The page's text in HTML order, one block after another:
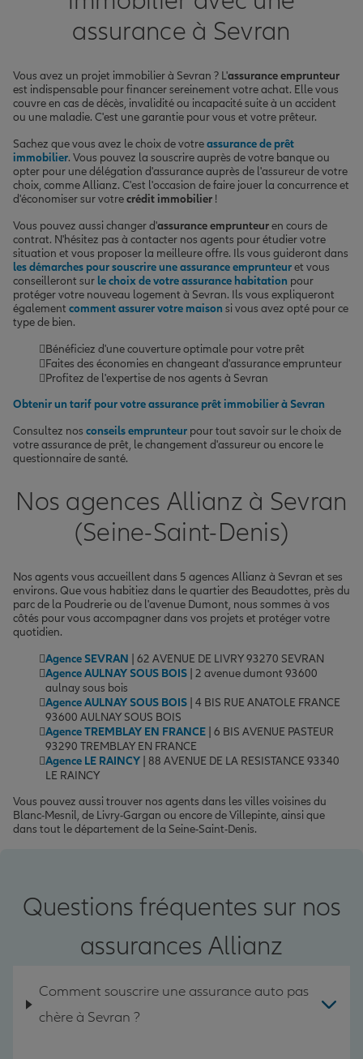
assurance à Sevran
Vous avez un projet immobilier à Sevran ? L'assurance emprunteur
est indispensable pour financer sereinement votre achat. Elle vous
couvre en cas de décès, invalidité ou incapacité suite à un accident
ou une maladie. C'est une garantie pour vous et votre prêteur.
Sachez que vous avez le choix de votreassurance de prêt
immobilier. Vous pouvez la souscrire auprès de votre banque ou
opter pour une délégation d'assurance auprès de l'assureur de votre
choix, comme Allianz. C'est l'occasion de faire jouer la concurrence et
d'économiser sur votrecrédit immobilier !
Vous pouvez aussi changer d'assurance emprunteuren cours de
contrat. N'hésitez pas à contacter nos agents pour étudier votre
situation et vous proposer la meilleure offre. Ils vous guideront dans
les démarches pour souscrire une assurance emprunteuret vous
conseilleront sur le choix de votre assurance habitation pour
protéger votre nouveau logement à Sevran. Ils vous expliqueront
également comment assurer votre maison si vous avez opté pour ce
type de bien.
Bénéficiez d'une couverture optimale pour votre prêt
Faites des économies en changeant d'assurance emprunteur
Profitez de l'expertise de nos agents à Sevran
Obtenir un tarif pour votre assurance prêt immobilier à Sevran
Consultez nos conseils emprunteur pour tout savoir sur le choix de
votre assurance de prêt, le changement d'assureur ou encore le
questionnaire de santé.
Nos agences Allianz à Sevran
(Seine-Saint-Denis)
Nos agents vous accueillent dans 5 agences Allianz à Sevran et ses
environs. Que vous habitiez dans le quartier des Beaudottes, près du
parc de la Poudrerie ou de l'avenue Dumont, nous sommes à vos
côtés pour vous accompagner dans vos projets et protéger votre
quotidien.
Agence SEVRAN | 62 AVENUE DE LIVRY 93270 SEVRAN
Agence AULNAY SOUS BOIS | 2 avenue dumont 93600
aulnay sous bois
Agence AULNAY SOUS BOIS | 4 BIS RUE ANATOLE FRANCE
93600 AULNAY SOUS BOIS
Agence TREMBLAY EN FRANCE | 6 BIS AVENUE PASTEUR
93290 TREMBLAY EN FRANCE
Agence LE RAINCY | 88 AVENUE DE LA RESISTANCE 93340
LE RAINCY
Vous pouvez aussi trouver nos agents dans les villes voisines du
Blanc-Mesnil, de Livry-Gargan ou encore de Villepinte, ainsi que
dans tout le département de la Seine-Saint-Denis.
Questions fréquentes sur nos
assurances Allianz
Comment souscrire une assurance auto pas
chère à Sevran ?